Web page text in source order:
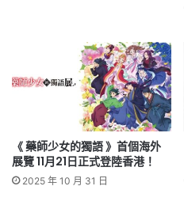
《 藥師少女的獨語 》首個海外
展覽 11月21日正式登陸香港！
2025 年 10 月 31 日